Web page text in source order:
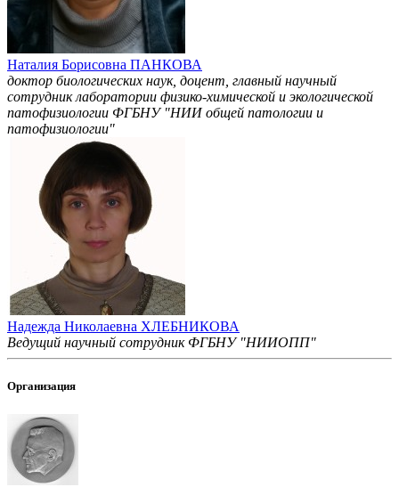
Наталия Борисовна ПАНКОВА
доктор биологических наук, доцент, главный научный
сотрудник лаборатории физико-химической и экологической
патофизиологии ФГБНУ "НИИ общей патологии и
патофизиологии"
Надежда Николаевна ХЛЕБНИКОВА
Ведущий научный сотрудник ФГБНУ "НИИОПП"
Организация